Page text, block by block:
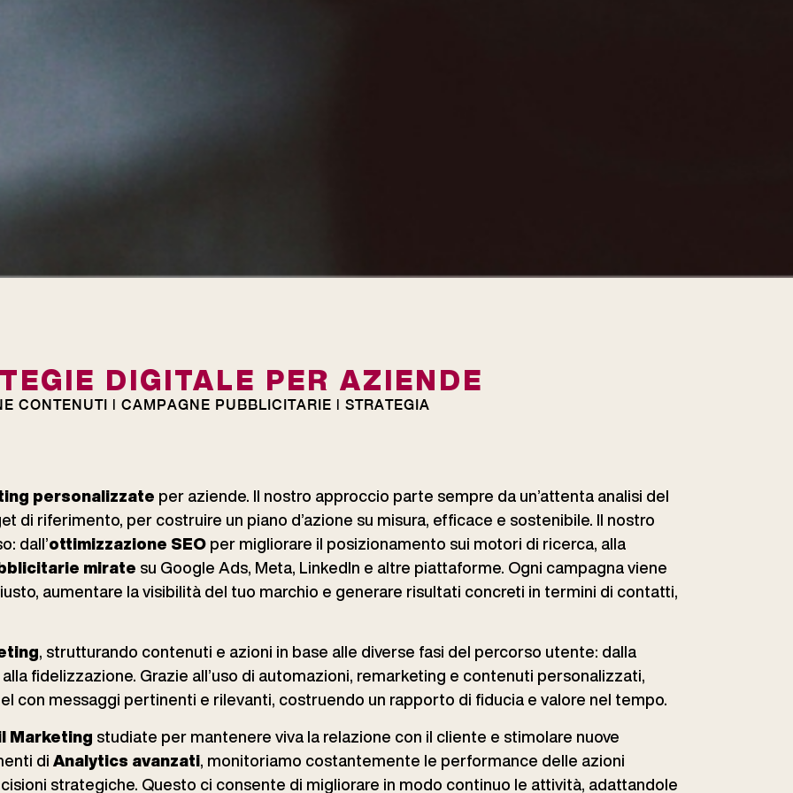
DIGITALE PER AZIENDE
CONTENUTI | CAMPAGNE PUBBLICITARIE | STRATEGIA
personalizzate per aziende. Il nostro approccio parte sempre da un’attenta analisi del
di riferimento, per costruire un piano d’azione su misura, efficace e sostenibile. Il nostro
dall’ottimizzazione SEO per migliorare il posizionamento sui motori di ricerca, alla
mirate su Google Ads, Meta, LinkedIn e altre piattaforme. Ogni campagna viene
aumentare la visibilità del tuo marchio e generare risultati concreti in termini di contatti,
, strutturando contenuti e azioni in base alle diverse fasi del percorso utente: dalla
fidelizzazione. Grazie all’uso di automazioni, remarketing e contenuti personalizzati,
con messaggi pertinenti e rilevanti, costruendo un rapporto di fiducia e valore nel tempo.
Marketing studiate per mantenere viva la relazione con il cliente e stimolare nuove
di Analytics avanzati, monitoriamo costantemente le performance delle azioni
strategiche. Questo ci consente di migliorare in modo continuo le attività, adattandole